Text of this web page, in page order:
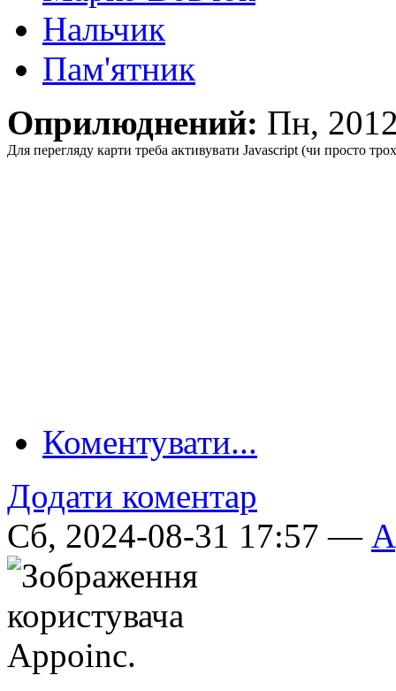
Нальчик
Пам'ятник
Оприлюднений: Пн,
Для перегляду карти треба активувати Javascript (чи просто
Коментувати...
Додати коментар
Сб, 2024-08-31 17:57 —